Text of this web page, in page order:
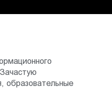
образовательные